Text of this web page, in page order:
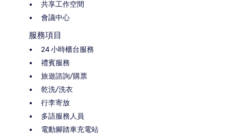
共享工作空間
會議中心
服務項目
24 小時櫃台服務
禮賓服務
旅遊諮詢/購票
乾洗/洗衣
行李寄放
多語服務人員
電動腳踏車充電站